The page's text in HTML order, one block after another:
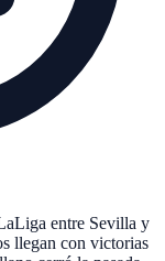
entre Sevilla y
llegan con victorias